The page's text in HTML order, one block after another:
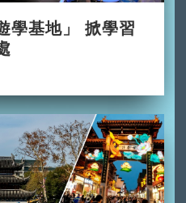
學基地」 掀學習